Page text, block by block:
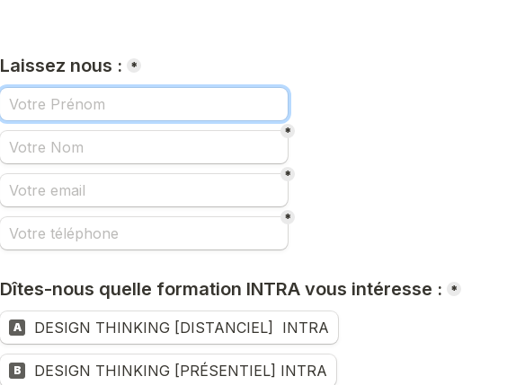
Laissez nous : *
*
*
*
Dîtes-nous quelle formation INTRA vous intéresse : *
A DESIGN THINKING [DISTANCIEL]  INTRA
B DESIGN THINKING [PRÉSENTIEL] INTRA